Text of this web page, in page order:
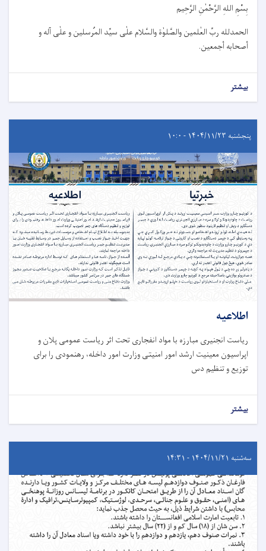
بِسْمِ اللهِ الرَّحْمٰنِ الرَّحِيم
الحمدلله ربِّ العٰلمین والصَّلوٰة والسَّلام علٰی سیِّد المُرسلین و علٰی آله و
أصحابه أجمعین.
بیشتر
پنجشنبه ۱۴۰۴/۱۱/۲۳ - ۱۰:۰
اطلاعیه
ریاست انجنیری مبارزه با مواد انفجاری تحت اثر ریاست عمومی پلان و
اپراسیون معینیت ارشد امور امنیتی وزارت امور داخله، رهنمودی را برای
توزیع و تنظیم دس
بیشتر
سه‌شنبه ۱۴۰۴/۱۱/۲۱ - ۱۴:۳۱